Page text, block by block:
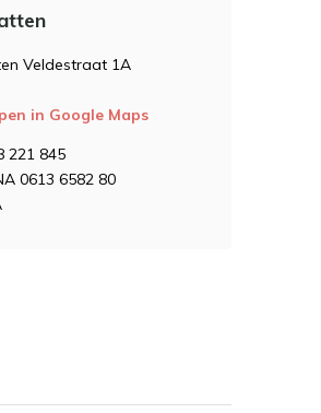
Veldestraat 1A
in Google Maps
221 845
0613 6582 80